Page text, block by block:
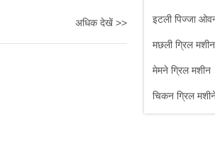
इटली पिज्जा
मछली ग्रिल मशीन
मेमने ग्रिल मशीन
चिकन ग्रिल
अधिक देखें >>